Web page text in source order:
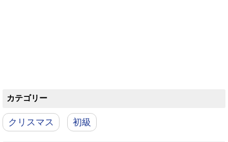
カテゴリー
クリスマス 初級